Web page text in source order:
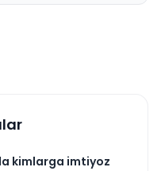
kimlarga imtiyoz